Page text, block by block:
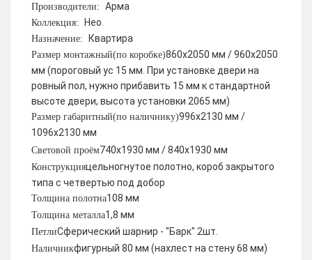
Производители: Арма
Коллекция: Нео
Назначение: Квартира
Размер монтажный(по коробке)860х2050 мм / 960х2050
мм (пороговый ус 15 мм. При установке двери на
ровный пол, нужно прибавить 15 мм к стандартной
высоте двери, высота установки 2065 мм)
Размер габаритный(по наличнику)996х2130 мм /
1096х2130 мм
Световой проём740х1930 мм / 840х1930 мм
Конструкцияцельногнутое полотно, короб закрытого
типа с четвертью под добор
Толщина полотна108 мм
Толщина металла1,8 мм
ПетлиСферический шарнир - "Барк" 2шт.
Наличникфигурный 80 мм (нахлест на стену 68 мм)